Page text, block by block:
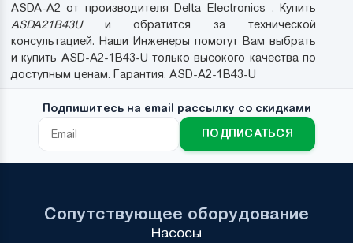
ASDA-A2 от производителя Delta Electronics . Купить
ASDA21B43Uи обратится за технической
консультацией. Наши Инженеры помогут Вам выбрать
и купить ASD-A2-1B43-U только высокого качества по
доступным ценам. Гарантия. ASD-A2-1B43-U
Подпишитесь на email рассылку со скидками
ПОДПИСАТЬСЯ
Сопутствующее оборудование
Насосы